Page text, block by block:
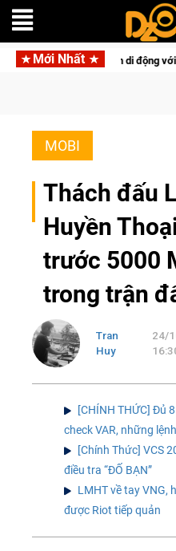
Mới Nhất
sinh tồn lên di động với tên gọi
MOBI
Thách đấu
Huyền
trước 5000
trong trận
Tran
Huy
24/
[CHÍNH THỨC] Đủ
check VAR, những
[Chính Thức] VCS
điều tra “ĐỐ BẠN”
LMHT về tay VNG,
được Riot tiếp quản